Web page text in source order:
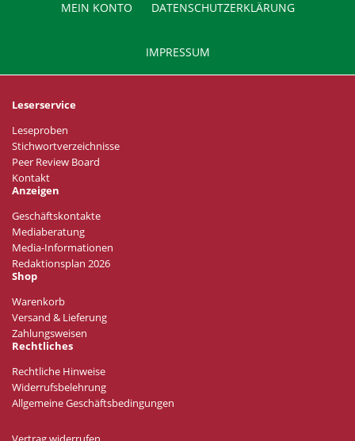
MEIN KONTO DATENSCHUTZERKLÄRUNG
IMPRESSUM
Leserservice
Leseproben
Stichwortverzeichnisse
Peer Review Board
Kontakt
Anzeigen
Geschäftskontakte
Mediaberatung
Media-Informationen
Redaktionsplan 2026
Shop
Warenkorb
Versand & Lieferung
Zahlungsweisen
Rechtliches
Rechtliche Hinweise
Widerrufsbelehrung
Allgemeine Geschäftsbedingungen